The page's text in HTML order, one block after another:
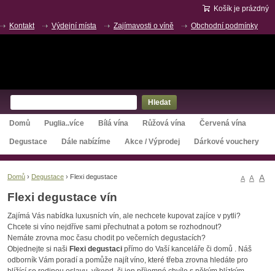
Košík je prázdný
Kontakt
Výdejní místa Zajímavosti o víně
Obchodní podmínky
Hledat
Domů Puglia..více Bílá vína Růžová vína Červená vína
Degustace Dále nabízíme Akce / Výprodej Dárkové vouchery
A A A
Domů › Degustace › Flexi degustace
Flexi degustace vín
Zajímá Vás nabídka luxusních vín, ale nechcete kupovat zajíce v pytli?
Chcete si víno nejdříve sami přechutnat a potom se rozhodnout?
Nemáte zrovna moc času chodit po večerních degustacích?
Objednejte si naši Flexi degustaci přímo do Vaší kanceláře či domů . Náš
odborník Vám poradí a pomůže najít víno, které třeba zrovna hledáte pro